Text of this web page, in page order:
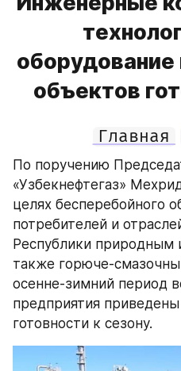
объектов
Главная
По поручению
«Узбекнефтегаз»
целях бесперебойного
потребителей и
Республики
также горюче-
осенне-зимний период
предприятия приведены
готовности к сезону.